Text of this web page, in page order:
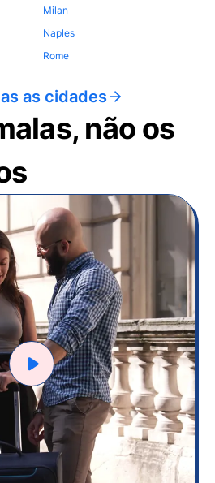
Milan
Naples
Rome
as cidades
não os